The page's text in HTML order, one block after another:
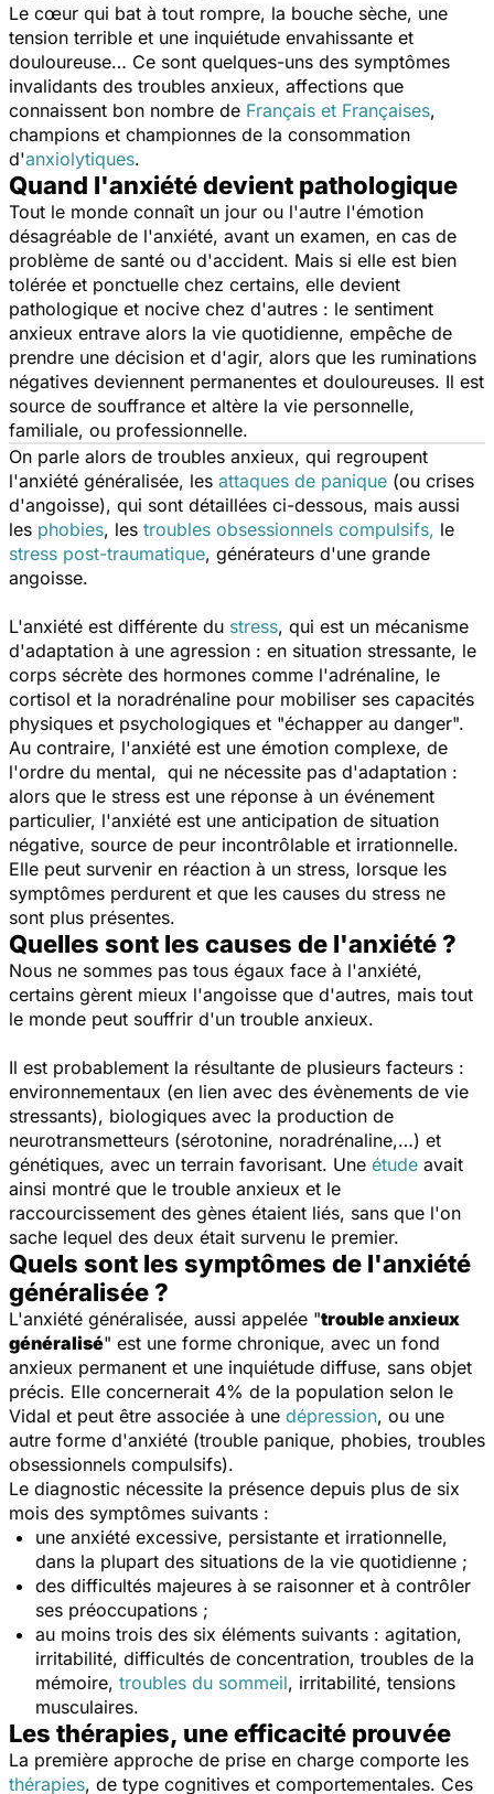
Le cœur qui bat à tout rompre, la bouche sèche, une
tension terrible et une inquiétude envahissante et
douloureuse… Ce sont quelques-uns des symptômes
invalidants des troubles anxieux, affections que
connaissent bon nombre de Français et Françaises,
champions et championnes de la consommation
d'anxiolytiques.
Quand l'anxiété devient pathologique
Tout le monde connaît un jour ou l'autre l'émotion
désagréable de l'anxiété, avant un examen, en cas de
problème de santé ou d'accident. Mais si elle est bien
tolérée et ponctuelle chez certains, elle devient
pathologique et nocive chez d'autres : le sentiment
anxieux entrave alors la vie quotidienne, empêche de
prendre une décision et d'agir, alors que les ruminations
négatives deviennent permanentes et douloureuses. Il est
source de souffrance et altère la vie personnelle,
familiale, ou professionnelle.
On parle alors de troubles anxieux, qui regroupent
l'anxiété généralisée, les attaques de panique (ou crises
d'angoisse), qui sont détaillées ci-dessous, mais aussi
les phobies, les troubles obsessionnels compulsifs, le
stress post-traumatique, générateurs d'une grande
angoisse.
L'anxiété est différente du stress, qui est un mécanisme
d'adaptation à une agression : en situation stressante, le
corps sécrète des hormones comme l'adrénaline, le
cortisol et la noradrénaline pour mobiliser ses capacités
physiques et psychologiques et "échapper au danger".
Au contraire, l'anxiété est une émotion complexe, de
l'ordre du mental, qui ne nécessite pas d'adaptation :
alors que le stress est une réponse à un événement
particulier, l'anxiété est une anticipation de situation
négative, source de peur incontrôlable et irrationnelle.
Elle peut survenir en réaction à un stress, lorsque les
symptômes perdurent et que les causes du stress ne
sont plus présentes.
Quelles sont les causes de l'anxiété ?
Nous ne sommes pas tous égaux face à l'anxiété,
certains gèrent mieux l'angoisse que d'autres, mais tout
le monde peut souffrir d'un trouble anxieux.
Il est probablement la résultante de plusieurs facteurs :
environnementaux (en lien avec des évènements de vie
stressants), biologiques avec la production de
neurotransmetteurs (sérotonine, noradrénaline,…) et
génétiques, avec un terrain favorisant. Une étude avait
ainsi montré que le trouble anxieux et le
raccourcissement des gènes étaient liés, sans que l'on
sache lequel des deux était survenu le premier.
Quels sont les symptômes de l'anxiété
généralisée ?
L'anxiété généralisée, aussi appelée "trouble anxieux
généralisé" est une forme chronique, avec un fond
anxieux permanent et une inquiétude diffuse, sans objet
précis. Elle concernerait 4% de la population selon le
Vidal et peut être associée à une dépression, ou une
autre forme d'anxiété (trouble panique, phobies, troubles
obsessionnels compulsifs).
Le diagnostic nécessite la présence depuis plus de six
mois des symptômes suivants :
une anxiété excessive, persistante et irrationnelle,
dans la plupart des situations de la vie quotidienne ;
des difficultés majeures à se raisonner et à contrôler
ses préoccupations ;
au moins trois des six éléments suivants : agitation,
irritabilité, difficultés de concentration, troubles de la
mémoire, troubles du sommeil, irritabilité, tensions
musculaires.
Les thérapies, une efficacité prouvée
La première approche de prise en charge comporte les
thérapies, de type cognitives et comportementales. Ces